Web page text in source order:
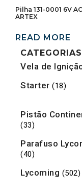
CATEGORIAS
Vela de
Starter (18)
Pistão
(33)
Parafuso
(40)
Lycoming (502)
Pilha 131-0001 6V
ARTEX
READ MORE